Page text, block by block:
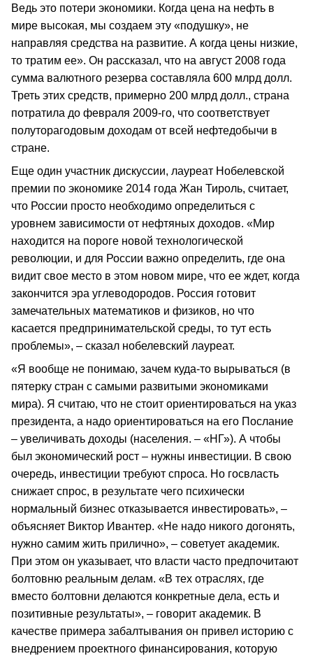
Ведь это потери экономики. Когда цена на нефть в
мире высокая, мы создаем эту «подушку», не
направляя средства на развитие. А когда цены низкие,
то тратим ее». Он рассказал, что на август 2008 года
сумма валютного резерва составляла 600 млрд долл.
Треть этих средств, примерно 200 млрд долл., страна
потратила до февраля 2009-го, что соответствует
полуторагодовым доходам от всей нефтедобычи в
стране.
Еще один участник дискуссии, лауреат Нобелевской
премии по экономике 2014 года Жан Тироль, считает,
что России просто необходимо определиться с
уровнем зависимости от нефтяных доходов. «Мир
находится на пороге новой технологической
революции, и для России важно определить, где она
видит свое место в этом новом мире, что ее ждет, когда
закончится эра углеводородов. Россия готовит
замечательных математиков и физиков, но что
касается предпринимательской среды, то тут есть
проблемы», – сказал нобелевский лауреат.
«Я вообще не понимаю, зачем куда-то вырываться (в
пятерку стран с самыми развитыми экономиками
мира). Я считаю, что не стоит ориентироваться на указ
президента, а надо ориентироваться на его Послание
– увеличивать доходы (населения. – «НГ»). А чтобы
был экономический рост – нужны инвестиции. В свою
очередь, инвестиции требуют спроса. Но госвласть
снижает спрос, в результате чего психически
нормальный бизнес отказывается инвестировать», –
объясняет Виктор Ивантер. «Не надо никого догонять,
нужно самим жить прилично», – советует академик.
При этом он указывает, что власти часто предпочитают
болтовню реальным делам. «В тех отраслях, где
вместо болтовни делаются конкретные дела, есть и
позитивные результаты», – говорит академик. В
качестве примера забалтывания он привел историю с
внедрением проектного финансирования, которую